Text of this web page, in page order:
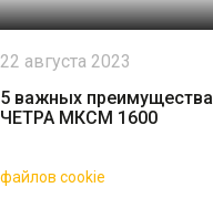
22 августа 2023
5 важных преимущества
ЧЕТРА МКСМ 1600
файлов cookie